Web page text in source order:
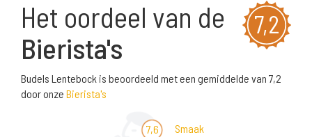
7,2
Het oordeel van de
Bierista's
Budels Lentebock is beoordeeld met een gemiddelde van 7,2
door onze Bierista's
7,6 Smaak